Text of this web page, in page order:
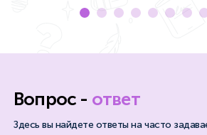
Вопрос - ответ
Здесь вы найдете ответы на часто